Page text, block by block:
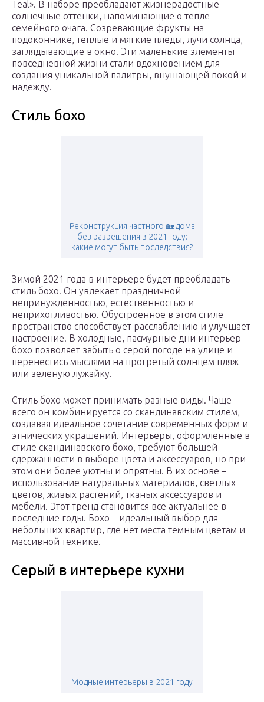
Teal». В наборе преобладают жизнерадостные
солнечные оттенки, напоминающие о тепле
семейного очага. Созревающие фрукты на
подоконнике, теплые и мягкие пледы, лучи солнца,
заглядывающие в окно. Эти маленькие элементы
повседневной жизни стали вдохновением для
создания уникальной палитры, внушающей покой и
надежду.
Стиль бохо
Реконструкция частного 🏡 дома
без разрешения в 2021 году:
какие могут быть последствия?
Зимой 2021 года в интерьере будет преобладать
стиль бохо. Он увлекает праздничной
непринужденностью, естественностью и
неприхотливостью. Обустроенное в этом стиле
пространство способствует расслаблению и улучшает
настроение. В холодные, пасмурные дни интерьер
бохо позволяет забыть о серой погоде на улице и
перенестись мыслями на прогретый солнцем пляж
или зеленую лужайку.
Стиль бохо может принимать разные виды. Чаще
всего он комбинируется со скандинавским стилем,
создавая идеальное сочетание современных форм и
этнических украшений. Интерьеры, оформленные в
стиле скандинавского бохо, требуют большей
сдержанности в выборе цвета и аксессуаров, но при
этом они более уютны и опрятны. В их основе –
использование натуральных материалов, светлых
цветов, живых растений, тканых аксессуаров и
мебели. Этот тренд становится все актуальнее в
последние годы. Бохо – идеальный выбор для
небольших квартир, где нет места темным цветам и
массивной технике.
Серый в интерьере кухни
Модные интерьеры в 2021 году